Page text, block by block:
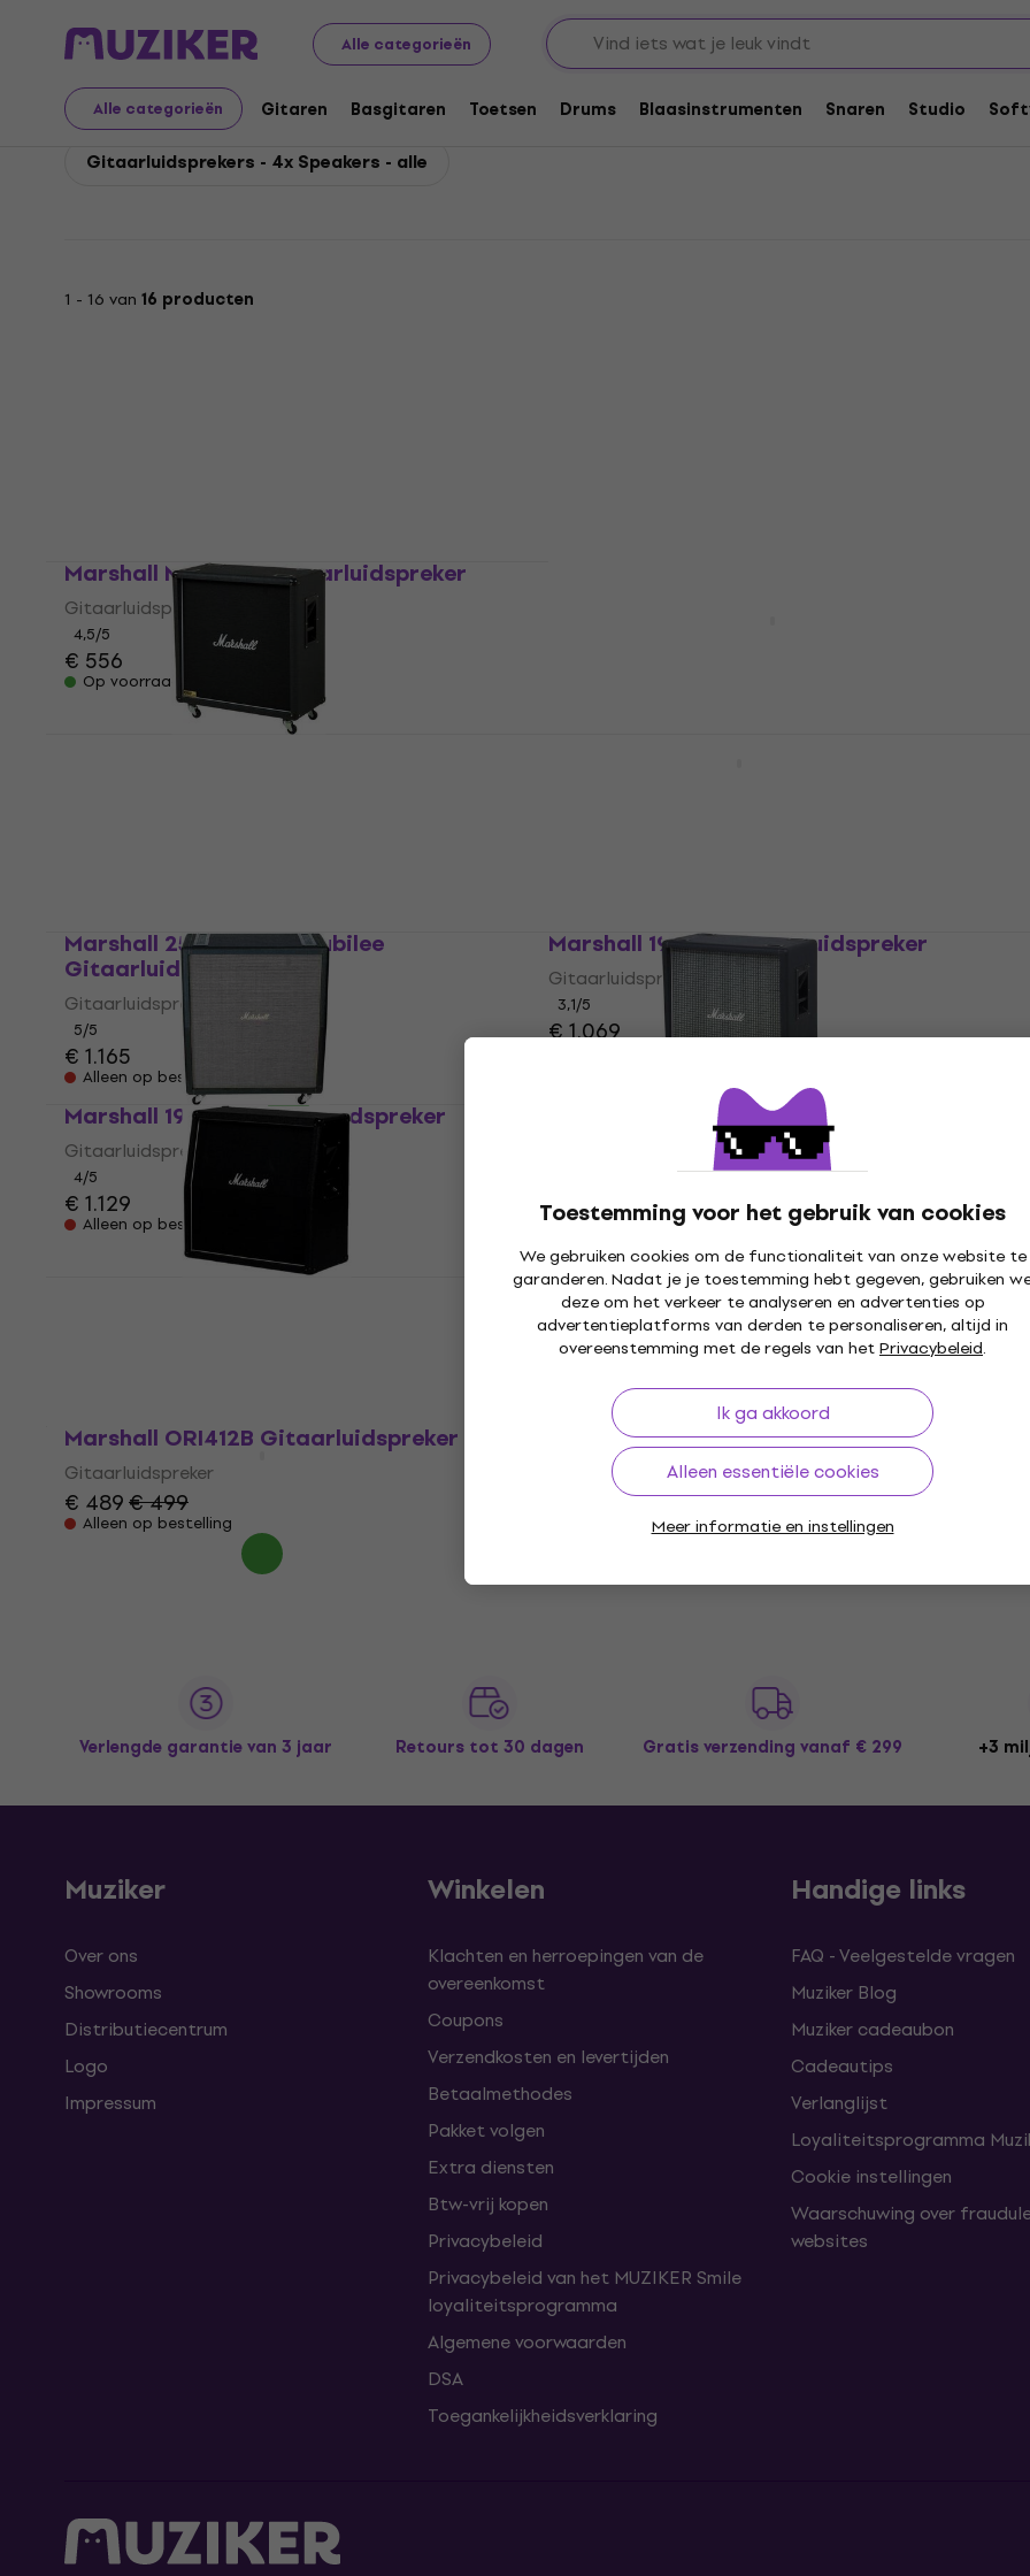
Alle categorieën
Alle categorieën Gitaren Basgitaren Toetsen Drums Blaasinstrumenten Snaren Studio
Toestemming voor het gebruik van cookies
We gebruiken cookies om de functionaliteit van onze website te
garanderen. Nadat je je toestemming hebt gegeven, gebruiken
deze om het verkeer te analyseren en advertenties op
advertentieplatforms van derden te personaliseren, altijd in
overeenstemming met de regels van hetPrivacybeleid.
Ik ga akkoord
Alleen essentiële cookies
Meer informatie en instellingen
Marshall Gitaren Gitaarluidsprekers Marshall Gitaarluidsprekers - 4x Speakers
Marshall Gitaarluidsprekers - 4x Speakers
Gitaarluidsprekers - 4x Speakers - alle
1 - 16 van 16 producten
Marshall MX412BR Gitaarluidspreker
Gitaarluidspreker
4,5/5
€ 556
Op voorraad
Marshall 1960B Gitaarluidspreker
Marshall 2551BV Silver Jubilee
Gitaarluidspreker
Gitaarluidspreker
5/5
€ 1.165
Alleen op bestelling
Marshall 1960AV Gitaarluidspreker
Gitaarluidspreker
3,1/5
€ 1.069
Marshall 1960TV Gitaarluidspreker
Gitaarluidspreker
4/5
€ 1.129
Alleen op bestelling
Marshall 1960BX Gitaarluidspreker
€ 1.069
Alleen op bestelling
Marshall 1960BHW Gitaarluidspreker
Gitaarluidspreker
5/5
Alleen op bestelling
Marshall ORI412B Gitaarluidspreker
Gitaarluidspreker
€ 489€ 499
Alleen op bestelling
Verlengde garantie van 3 jaar Retours tot 30 dagen Gratis verzending vanaf € 299 +3
Muziker
Over ons
Showrooms
Distributiecentrum
Logo
Impressum
Winkelen
Klachten en herroepingen van de
overeenkomst
Coupons
Verzendkosten en levertijden
Betaalmethodes
Pakket volgen
Extra diensten
Btw-vrij kopen
Privacybeleid
Privacybeleid van het MUZIKER Smile
loyaliteitsprogramma
Algemene voorwaarden
DSA
Toegankelijkheidsverklaring
Handige links
FAQ - Veelgestelde vragen
Muziker Blog
Muziker cadeaubon
Cadeautips
Verlanglijst
Loyaliteitsprogramma
Cookie instellingen
Waarschuwing over
websites